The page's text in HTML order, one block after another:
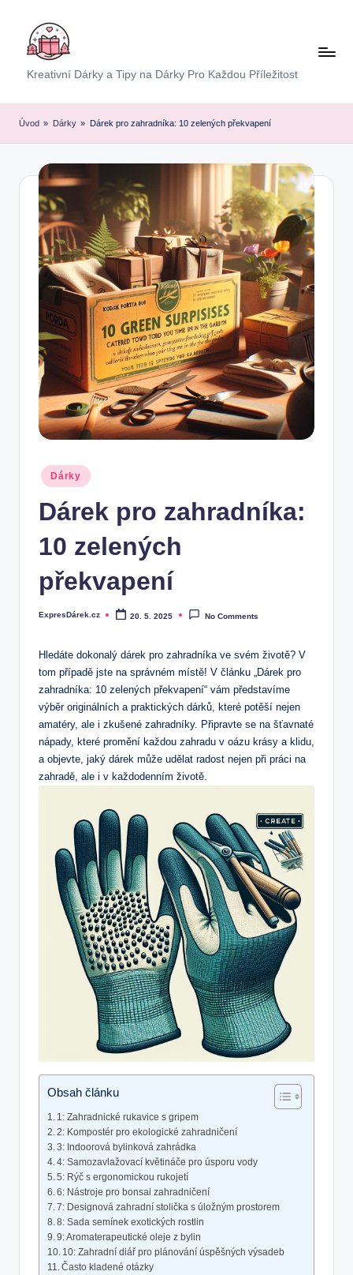
content
E
x
p
e
D
Kreativní Dárky a Tipy na Dárky Pro Každou Příležitost
Úvod » Dárky » Dárek pro zahradníka: 10 zelených překvapení
Posted
in
Dárky
Dárek pro zahradníka:
10 zelených
překvapení
Posted
ExpresDárek.cz 20. 5. 2025 No Comments
Hledáte dokonalý dárek pro zahradníka ve svém‍ životě? V
tom případě jste na správném​ místě!⁤ V článku „Dárek pro
zahradníka: 10 zelených překvapení“ vám představíme⁤
výběr originálních​ a praktických dárků, které ‍potěší nejen
amatéry, ale i zkušené⁢ zahradníky. Připravte se na šťavnaté
nápady, které promění každou zahradu v oázu krásy a klidu,
a objevte, jaký dárek může udělat radost nejen při práci na
zahradě, ale i v každodenním životě.
Obsah článku
1: ⁣Zahradnické rukavice s gripem
2: Kompostér pro ekologické​ zahradničení
3: Indoorová bylinková zahrádka
4: Samozavlažovací květináče pro úsporu vody
5: Rýč s⁣ ergonomickou rukojetí
6: Nástroje pro bonsai zahradničení
7: Designová zahradní stolička ⁤s úložným prostorem
8: Sada semínek ⁤exotických rostlin
9: Aromaterapeutické oleje z bylin
10: Zahradní diář pro‍ plánování úspěšných výsadeb
Často kladené otázky